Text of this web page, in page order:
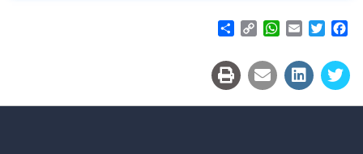
Facebook
Twitter
Email
WhatsApp
Copy